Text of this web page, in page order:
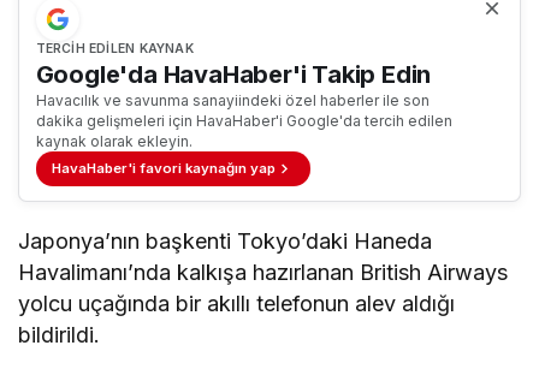
TERCIH EDILEN KAYNAK
Google'da HavaHaber'i Takip Edin
Havacılık ve savunma sanayiindeki özel haberler ile son
dakika gelişmeleri için HavaHaber'i Google'da tercih edilen
kaynak olarak ekleyin.
HavaHaber'i favori kaynağın yap
Japonya’nın başkenti Tokyo’daki Haneda
Havalimanı’nda kalkışa hazırlanan British Airways
yolcu uçağında bir akıllı telefonun alev aldığı
bildirildi.